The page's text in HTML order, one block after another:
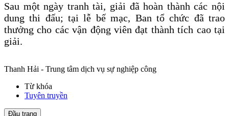
Sau một ngày tranh tài, giải đã hoàn thành các nội
dung thi đấu; tại lễ bế mạc, Ban tổ chức đã trao
thưởng cho các vận động viên đạt thành tích cao tại
giải.
Thanh Hải - Trung tâm dịch vụ sự nghiệp công
Từ khóa
Tuyên truyền
Đầu trang